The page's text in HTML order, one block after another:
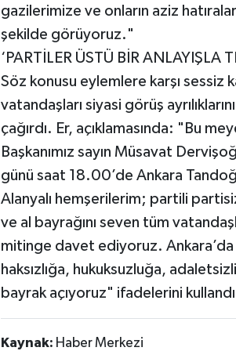
gazilerimize ve onların aziz
şekilde görüyoruz."
‘PARTİLER ÜSTÜ BİR ANLAYIŞLA
Söz konusu eylemlere karşı sessiz
vatandaşları siyasi görüş
çağırdı. Er, açıklamasında: "Bu
Başkanımız sayın Müsavat
günü saat 18.00’de Ankara
Alanyalı hemşerilerim; partili
ve al bayrağını seven tüm
mitinge davet ediyoruz.
haksızlığa, hukuksuzluğa,
bayrak açıyoruz" ifadelerini
Kaynak: Haber Merkezi